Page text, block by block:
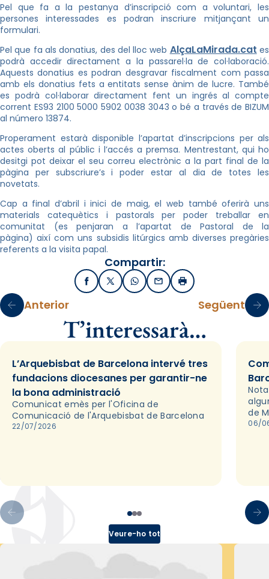
Pel que fa a la pestanya d’inscripció com a voluntari, les
persones interessades es podran inscriure mitjançant un
formulari.
Pel que fa als donatius, des del lloc web AlçaLaMirada.cat es
podrà accedir directament a la passarel·la de col·laboració.
Aquests donatius es podran desgravar fiscalment com passa
amb els donatius fets a entitats sense ànim de lucre. També
es podrà col·laborar directament fent un ingrés al compte
corrent ES93 2100 5000 5902 0038 3043 o bé a través de BIZUM
al número 13874.
Properament estarà disponible l’apartat d’inscripcions per als
actes oberts al públic i l’accés a premsa. Mentrestant, qui ho
desitgi pot deixar el seu correu electrònic a la part final de la
pàgina per subscriure’s i poder estar al dia de totes les
novetats.
Cap a final d’abril i inici de maig, el web també oferirà uns
materials catequètics i pastorals per poder treballar en
comunitat (es penjaran a l’apartat de Pastoral de la
pàgina) així com uns subsidis litúrgics amb diverses pregàries
referents a la visita papal.
Compartir:
FacebookX / TwitterWhatsApp
EmailImprimir
Anterior Següent
T’interessarà…
L’Arquebisbat de Barcelona intervé tres
fundacions diocesanes per garantir-ne
la bona administració
Comunicat emès per l'Oficina de
Comunicació de l'Arquebisbat de Barcelona
22/07/2026
de
06/
Veure-ho tot